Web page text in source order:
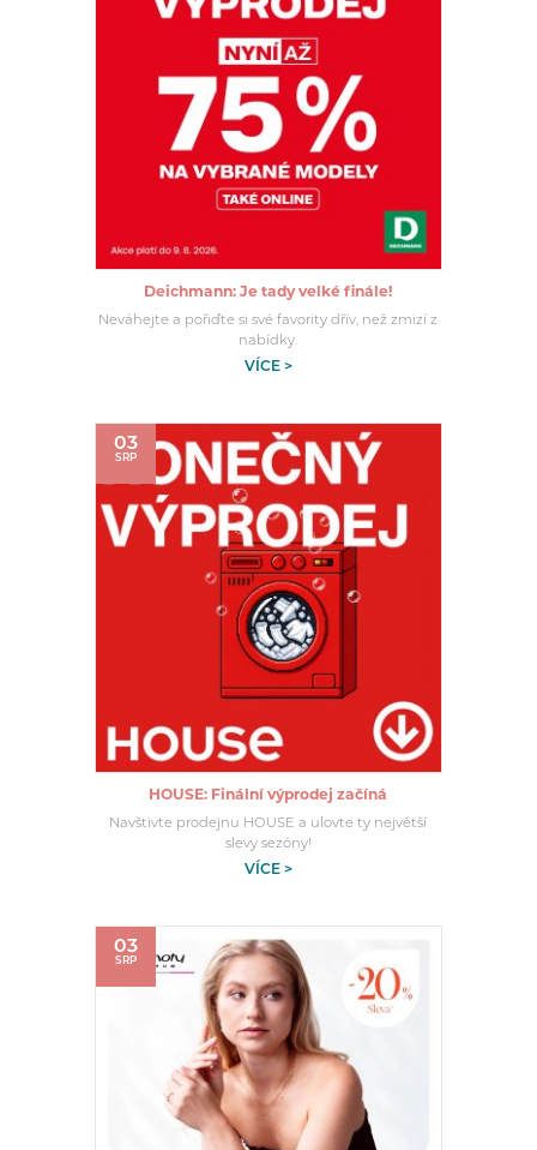
Deichmann: Je tady velké finále!
Neváhejte a pořiďte si své favority dřív, než zmizí z
nabídky.
VÍCE >
03
SRP
HOUSE: Finální výprodej začíná
Navštivte prodejnu HOUSE a ulovte ty největší
slevy sezóny!
VÍCE >
03
SRP